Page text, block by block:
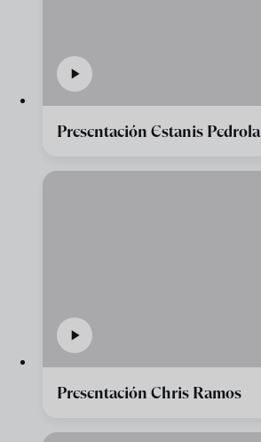
Presentación Estanis Pedrola
Presentación Chris Ramos